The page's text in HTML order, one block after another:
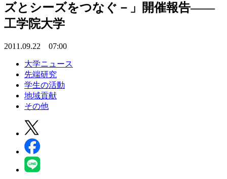
ズとシーズをつなぐ－」開催報告――
工学院大学
2011.09.22 07:00
大学ニュース
先端研究
学生の活動
地域貢献
その他